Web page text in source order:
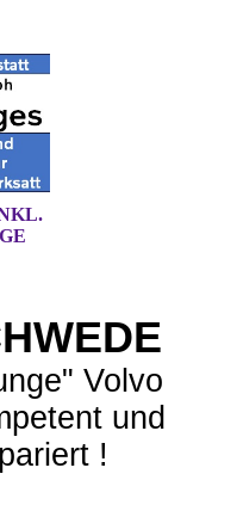
Volvo
und
!